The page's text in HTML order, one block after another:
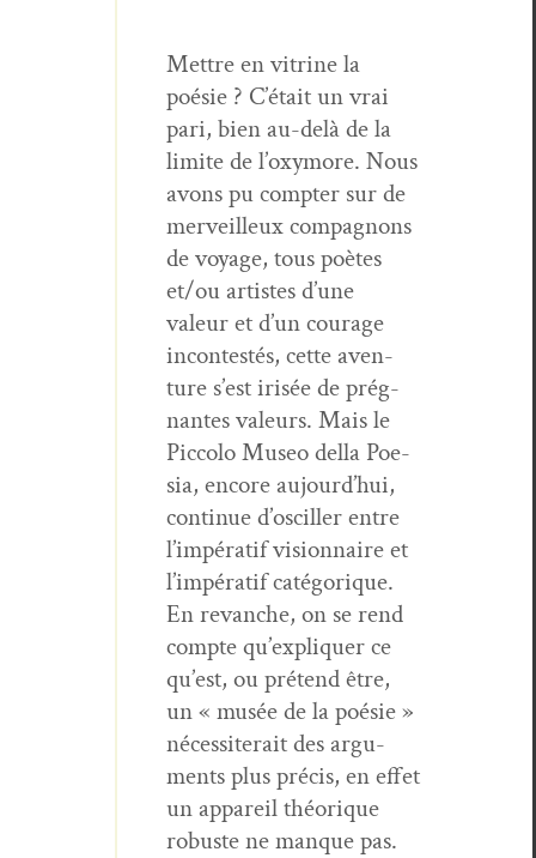
Met­tre en vit­rine la
poésie ? C’était un vrai
pari, bien au-delà de la
lim­ite de l’oxy­more. Nous
avons pu compter sur de
mer­veilleux com­pagnons
de voy­age, tous poètes
et/ou artistes d’une
valeur et d’un courage
incon­testés, cette aven­
ture s’est irisée de prég­
nantes valeurs. Mais le
Pic­co­lo Museo del­la Poe­
sia, encore aujour­d’hui,
con­tin­ue d’osciller entre
l’im­pératif vision­naire et
l’im­pératif caté­gorique.
En revanche, on se rend
compte qu’­ex­pli­quer ce
qu’est, ou pré­tend être,
un « musée de la poésie »
néces­sit­erait des argu­
ments plus pré­cis, en effet
un appareil théorique
robuste ne manque pas.